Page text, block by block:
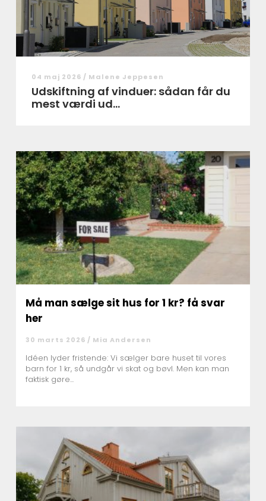
04 maj 2026 / Malene Jeppesen
Udskiftning af vinduer: sådan får du
mest værdi ud...
Må man sælge sit hus for 1 kr? få svar
her
30 marts 2026 / Mia Andersen
Idéen lyder fristende: Vi sælger bare huset til vores
barn for 1 kr, så undgår vi skat og bøvl. Men kan man
faktisk gøre...